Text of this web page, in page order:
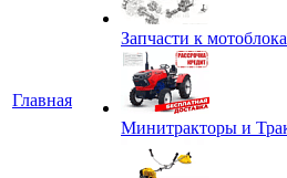
Главная
Запчасти к
Минитракторы и